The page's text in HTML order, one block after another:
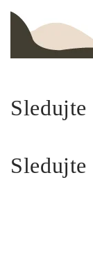
Sledujte
Sledujte